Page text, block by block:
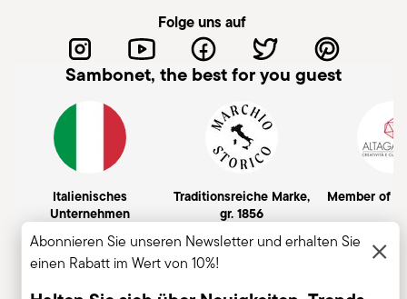
Folge uns auf
Sambonet, the best for you guest
Italienisches
Unternehmen
Traditionsreiche Marke,
gr. 1856
Member of
Abonnieren Sie unseren Newsletter und erhalten Sie
einen Rabatt im Wert von 10%!